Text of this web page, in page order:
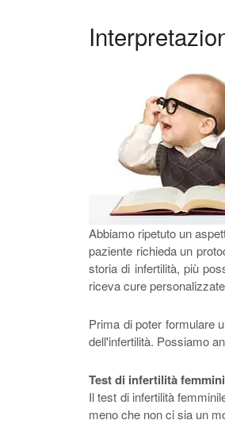
Abbiamo ripetuto un
paziente richieda un
storia di infertilità, più
riceva cure
Prima di poter formulare
dell'infertilità. Possiamo
Test di infertilità
Il test di infertilità
meno che non ci sia un